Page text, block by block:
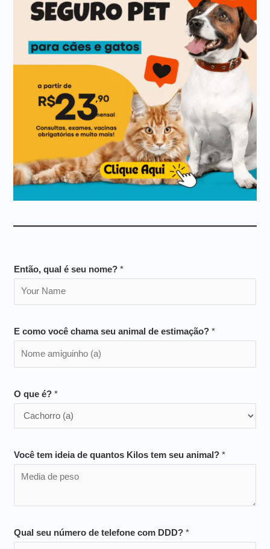
Então, qual é seu nome?*
E como você chama seu animal de estimação?*
O que é?*
Você tem ideia de quantos Kilos tem seu animal?*
Qual seu número de telefone com DDD?*